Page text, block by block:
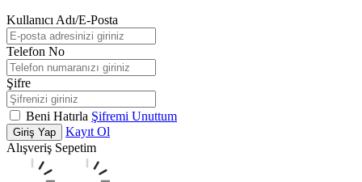
Kullanıcı Adı/E-Posta
Telefon No
Şifre
Beni Hatırla Şifremi Unuttum
Giriş Yap
Kayıt Ol
Alışveriş Sepetim